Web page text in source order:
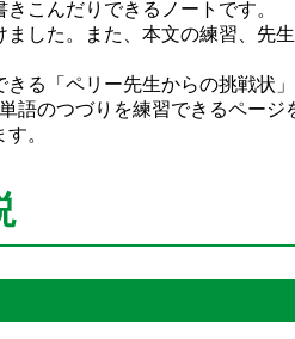
こんだりできるノートです。
した。また、本文の練習、先
る「ペリー先生からの挑戦状
語のつづりを練習できるページ
。